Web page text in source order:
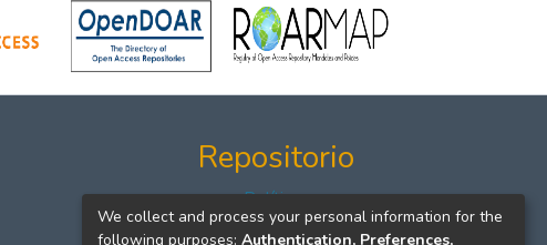
Repositorio
Políticas
Formatos
We collect and process your personal information for the
following purposes: Authentication, Preferences,